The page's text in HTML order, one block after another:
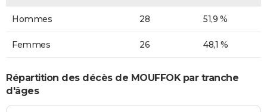
Hommes 28 51,9 %
Femmes 26 48,1 %
Répartition des décès de MOUFFOK par tranche
d'âges